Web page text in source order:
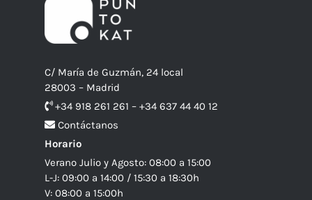
C/ María de Guzmán, 24 local
28003 – Madrid
+34 918 261 261 – +34 637 44 40 12
Contáctanos
Horario
Verano Julio y Agosto: 08:00 a 15:00
L-J: 09:00 a 14:00 / 15:30 a 18:30h
V: 08:00 a 15:00h